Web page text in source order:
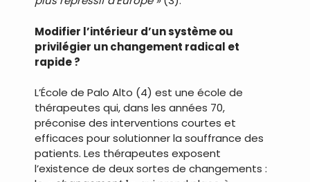
Modifier l’intérieur d’un système ou
privilégier un changement radical et
rapide ?
L’École de Palo Alto (4) est une école de
thérapeutes qui, dans les années 70,
préconise des interventions courtes et
efficaces pour solutionner la souffrance des
patients. Les thérapeutes exposent
l’existence de deux sortes de changements :